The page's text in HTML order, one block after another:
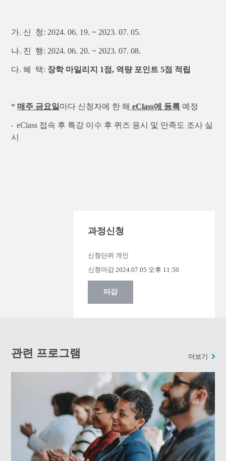
가. 신 청: 2024. 06. 19. ~ 2023. 07. 05.
나. 진 행: 2024. 06. 20. ~ 2023. 07. 08.
다. 혜 택: 장학 마일리지 1점, 역량 포인트 5점 적립
* 매주 금요일 마다 신청자에 한 해 eClass에 등록 예정
- eClass 접속 후 특강 이수 후 퀴즈 응시 및 만족도 조사 실
시
과정신청
신청단위 개인
신청마감 2024.07.05 오후 11:50
마감
관련 프로그램 더보기